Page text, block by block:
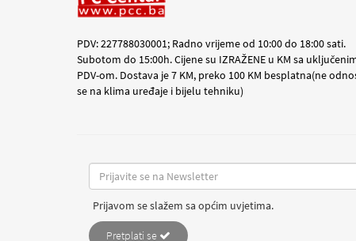
PDV: 227788030001; Radno vrijeme od 10:00 do 18:00 sati.
Subotom do 15:00h. Cijene su IZRAŽENE u KM sa
PDV-om. Dostava je 7 KM, preko 100 KM besplatna(ne
se na klima uređaje i bijelu tehniku)
Prijavom se slažem sa općim uvjetima.
Pretplati se